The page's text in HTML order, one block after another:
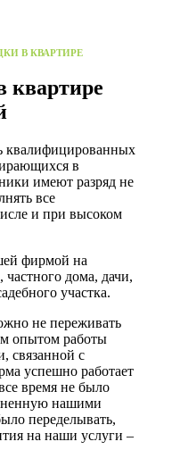
В КВАРТИРЕ
квартире
квалифицированных
в
имеют разряд не
все
и при высоком
фирмой на
дома, дачи,
участка.
не переживать
опытом работы
связанной с
успешно работает
время не было
нашими
переделывать,
на наши услуги –